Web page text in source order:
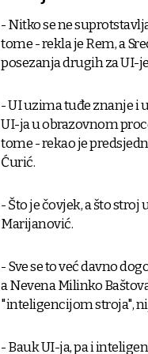
- Nitko se ne
tome - rekla je Rem, a
posezanja drugih za UI-
- UI uzima tuđe znanje i
UI-ja u obrazovnom
tome - rekao je
Ćurić.
- Što je čovjek, a što
Marijanović.
- Sve se to već davno
a Nevena Milinko
"inteligencijom stroja",
- Bauk UI-ja, pa i